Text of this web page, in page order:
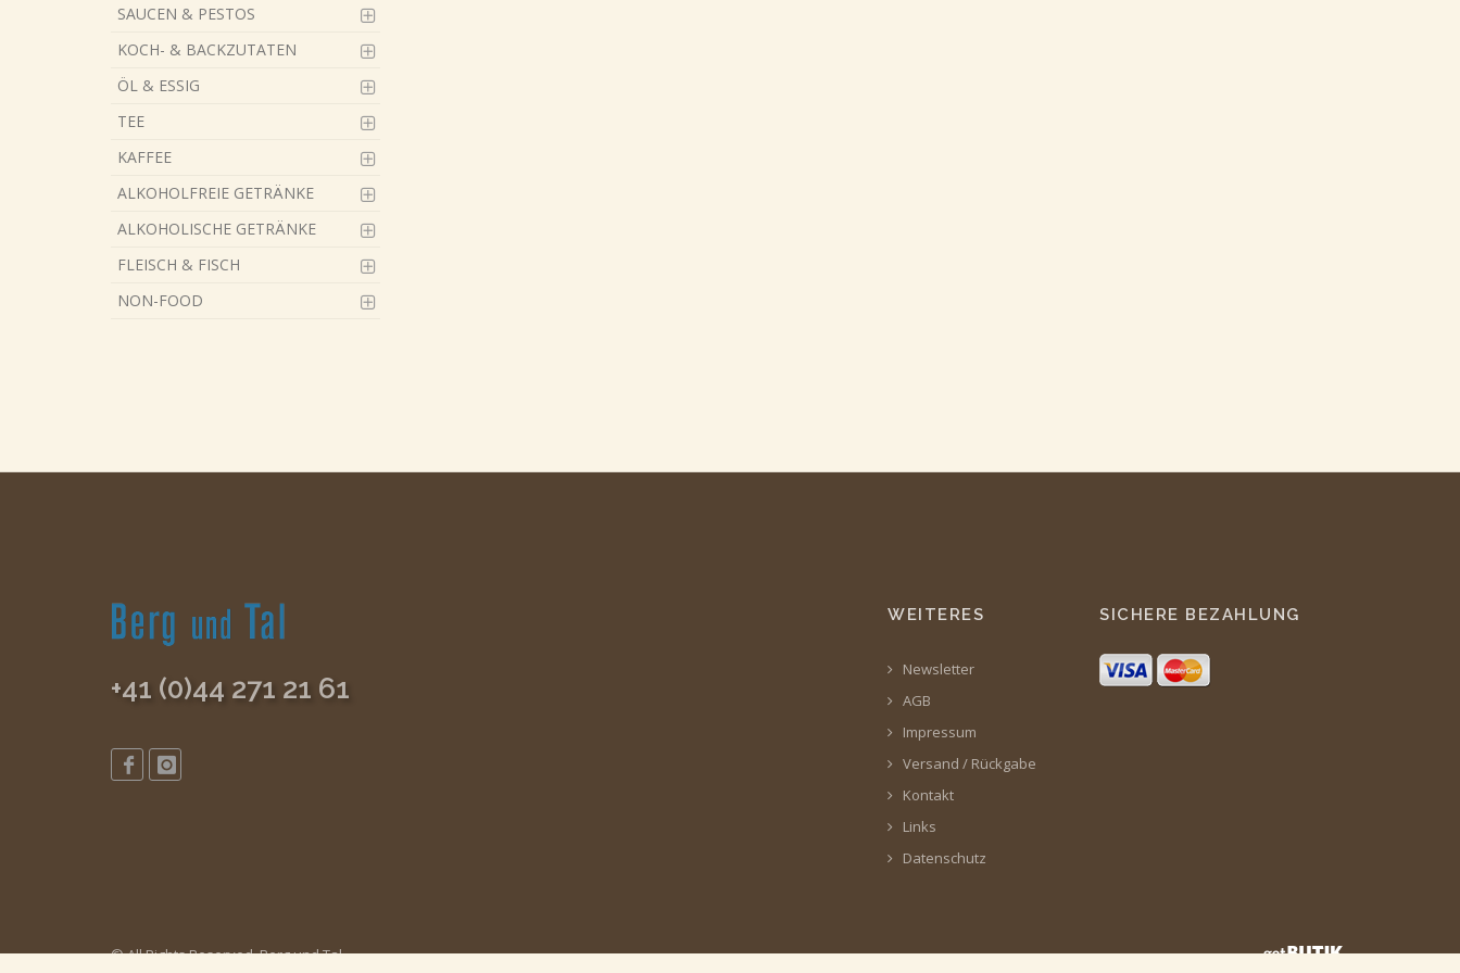
SAUCEN & PESTOS
KOCH- & BACKZUTATEN
ÖL & ESSIG
TEE
KAFFEE
ALKOHOLFREIE GETRÄNKE
ALKOHOLISCHE GETRÄNKE
FLEISCH & FISCH
NON-FOOD
+41 (0)44 271 21 61
WEITERES
Newsletter
AGB
Impressum
Versand / Rückgabe
Kontakt
Links
Datenschutz
SICHERE BEZAHLUNG
© All Rights Reserved, Berg und Tal